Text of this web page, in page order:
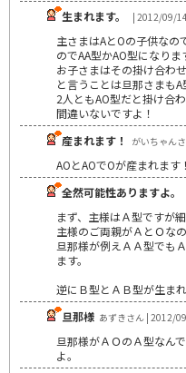
生まれます。
| 2012/09/14
主さまはAとOの子供なの
のでAA型かAO型になりま
お子さまはその掛け合わ
と言うことは旦那さまもA
2人ともAO型だと掛け合
間違いないですよ！
産まれます！
がいちゃん
AOとAOでOが産まれます！
全然可能性ありますよ。
まず、主様はＡ型ですが
主様のご両親がＡとＯな
旦那様が例えＡＡ型でも
ます。
逆にＢ型とＡＢ型が生ま
旦那様 あずきさん | 2012/
旦那様がＡＯのＡ型なん
よ。